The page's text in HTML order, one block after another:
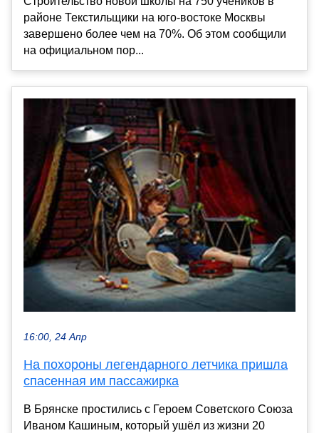
районе Текстильщики на юго-востоке Москвы
завершено более чем на 70%. Об этом сообщили
на официальном пор...
16:00, 24 Апр
На похороны легендарного летчика пришла
спасенная им пассажирка
В Брянске простились с Героем Советского Союза
Иваном Кашиным, который ушёл из жизни 20